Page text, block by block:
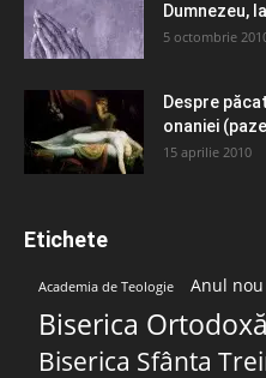
Dumnezeu,
5 octombrie
Despre
onaniei
15 aprilie 2010
Etichete
Academia de Teologie Anul nou
Biserica Ortodoxă
Biserica Sfânta